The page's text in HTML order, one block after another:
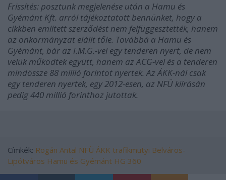
Frissítés: posztunk megjelenése után a Hamu és
Gyémánt Kft. arról tájékoztatott bennünket, hogy a
cikkben említett szerződést nem felfüggesztették, hanem
az önkormányzat elállt tőle. Továbbá a Hamu és
Gyémánt, bár az I.M.G.-vel egy tenderen nyert, de nem
velük működtek együtt, hanem az ACG-vel és a tenderen
mindössze 88 millió forintot nyertek. Az ÁKK-nál csak
egy tenderen nyertek, egy 2012-esen, az NFÜ kiírásán
pedig 440 millió forinthoz jutottak.
Címkék: Rogán Antal NFÜ ÁKK trafikmutyi Belváros-
Lipótváros Hamu és Gyémánt HG 360